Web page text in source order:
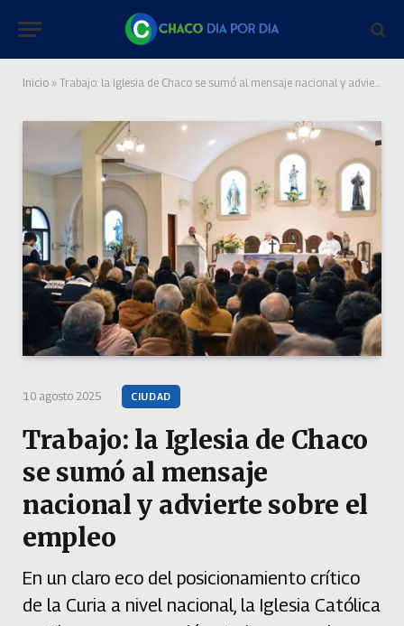
Inicio » Trabajo: la Iglesia de Chaco se sumó al mensaje nacional y advierte sobre el empleo
10 agosto 2025 CIUDAD
Trabajo: la Iglesia de Chaco
se sumó al mensaje
nacional y advierte sobre el
empleo
En un claro eco del posicionamiento crítico
de la Curia a nivel nacional, la Iglesia Católica